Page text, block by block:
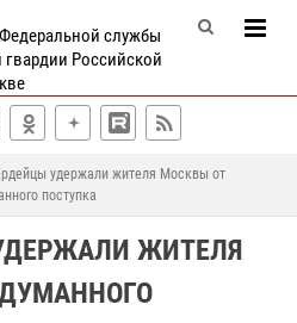
службы
Российской
удержали жителя Москвы от
поступка
ЖИТЕЛЯ